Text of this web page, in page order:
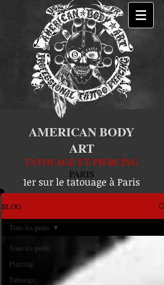
AMERICAN BODY
ART
TATOUAGE ET PIERCING
PARIS
1er sur le tatouage à Paris
BLOG
Tous les posts
Piercing
Tatouage
Tous les posts